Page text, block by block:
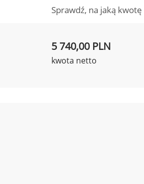
Sprawdź, na jaką
5 740,00 PLN
kwota netto